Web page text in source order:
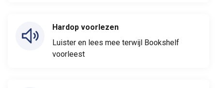
Hardop voorlezen
Luister en lees mee terwijl Bookshelf
voorleest